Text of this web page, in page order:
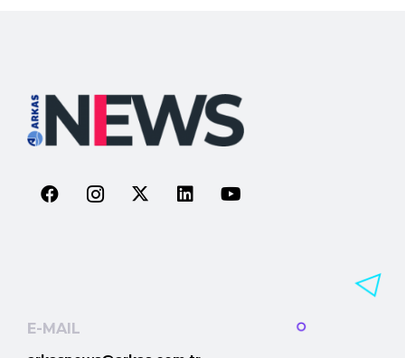
E-MAIL